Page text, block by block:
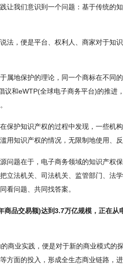
让我们意识到一个问题：基于传统的
法，便是平台、权利人、商家对于知
属地保护的理论，同一个商标在不同
议和eWTP(全球电子商务平台)的推
保护知识产权的过程中发现，一些机
用知识产权的情况，无限制地使用、
问题在于，电子商务领域的知识产
立法机关、司法机关、监管部门、法
看问题、共同找答案。
商品交易额)达到3.7万亿规模，正在
的商业实践，便是对于新的商业模式
方面的投入，形成全生态商业链路，